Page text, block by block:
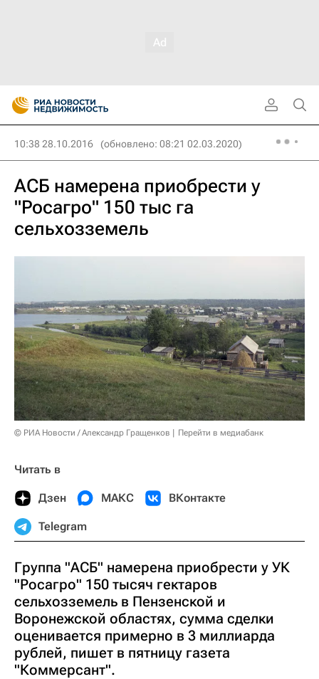
10:38 28.10.2016 (обновлено: 08:21 02.03.2020)
АСБ намерена приобрести у
"Росагро" 150 тыс га
сельхозземель
© РИА Новости / Александр Гращенков Перейти в медиабанк
Читать в
Дзен МАКС ВКонтакте
Telegram
Группа "АСБ" намерена приобрести у УК
"Росагро" 150 тысяч гектаров
сельхозземель в Пензенской и
Воронежской областях, сумма сделки
оценивается примерно в 3 миллиарда
рублей, пишет в пятницу газета
"Коммерсант".